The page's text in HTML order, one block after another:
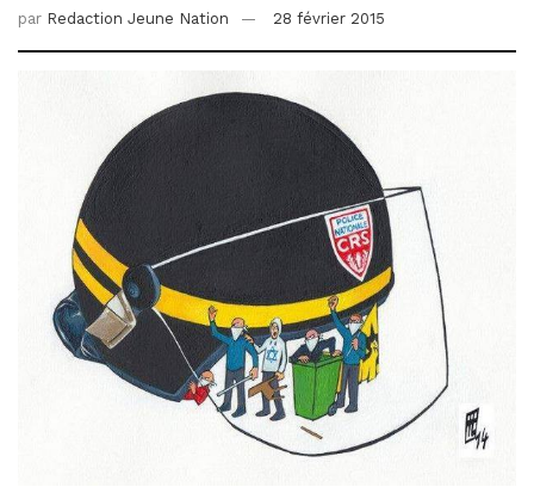
par Redaction Jeune Nation 28 février 2015